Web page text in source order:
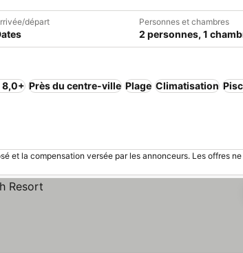
départ Personnes et chambres
2 personnes, 1
8,0+ Près du centre-ville Plage Climatisation
et la compensation versée par les annonceurs. Les offres